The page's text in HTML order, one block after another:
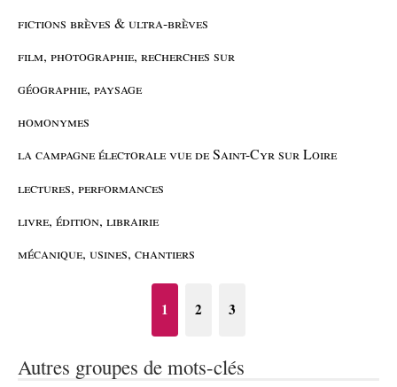
fictions brèves & ultra-brèves
film, photographie, recherches sur
géographie, paysage
homonymes
la campagne électorale vue de Saint-Cyr sur Loire
lectures, performances
livre, édition, librairie
mécanique, usines, chantiers
1 2 3
Autres groupes de mots-clés